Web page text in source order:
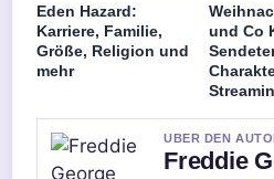
Eden Hazard:
Karriere, Familie,
Größe, Religion und
mehr
und Co
UBER DEN
Freddie